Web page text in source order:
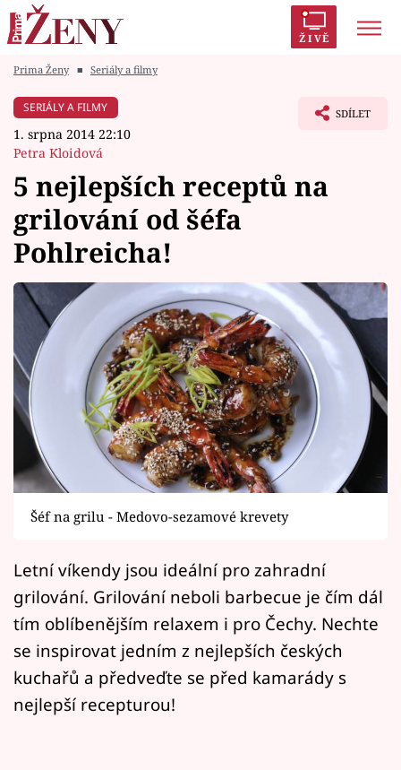
ŽIVĚ
Módní alarm
Témata
Celebrity
Vztahy
Seriály
Horoskopy
Sledujte prima+
Filmový festival Karlovy Vary
Mámy sobě
Přihlášení
Sledujte nás
Prima Ženy ■ Seriály a filmy
SERIÁLY A FILMY
1. srpna 2014 22:10
Petra Kloidová
SDÍLET
5 nejlepších receptů na
grilování od šéfa
Pohlreicha!
Šéf na grilu - Medovo-sezamové krevety
Letní víkendy jsou ideální pro zahradní
grilování. Grilování neboli barbecue je čím dál
tím oblíbenějším relaxem i pro Čechy. Nechte
se inspirovat jedním z nejlepších českých
kuchařů a předveďte se před kamarády s
nejlepší recepturou!